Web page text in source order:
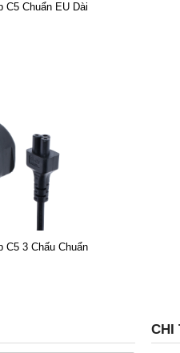
C5 Chuẩn EU Dài
10A.
220V- 250V.
x 0.75mm²
NGAY
C5 3 Chấu Chuẩn
CHI